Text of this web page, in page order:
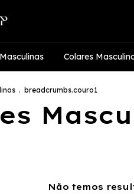
Colares
. breadcrumbs.couro1
Não temos